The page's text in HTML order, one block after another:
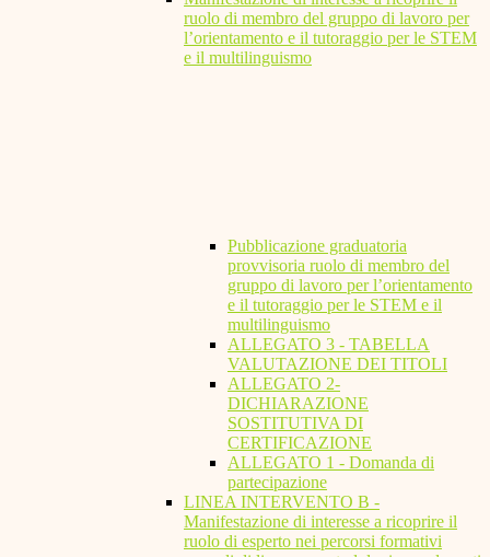
ruolo di membro del gruppo di lavoro per
l’orientamento e il tutoraggio per le STEM
e il multilinguismo
Pubblicazione graduatoria
provvisoria ruolo di membro del
gruppo di lavoro per l’orientamento
e il tutoraggio per le STEM e il
multilinguismo
ALLEGATO 3 - TABELLA
VALUTAZIONE DEI TITOLI
ALLEGATO 2-
DICHIARAZIONE
SOSTITUTIVA DI
CERTIFICAZIONE
ALLEGATO 1 - Domanda di
partecipazione
LINEA INTERVENTO B -
Manifestazione di interesse a ricoprire il
ruolo di esperto nei percorsi formativi